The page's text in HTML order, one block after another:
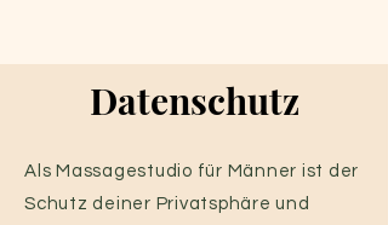
Datenschutz
Als Massagestudio für Männer ist der
Schutz deiner Privatsphäre und